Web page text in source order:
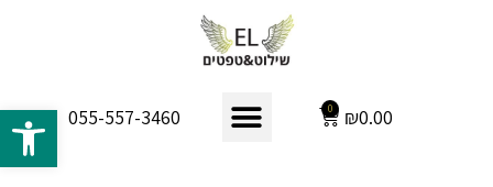
₪0.00
0
055-557-3460